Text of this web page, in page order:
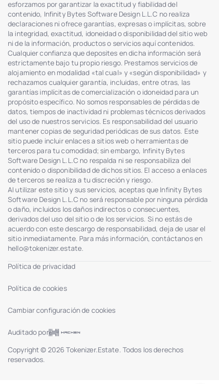
esforzamos por garantizar la exactitud y fiabilidad del
contenido, Infinity Bytes Software Design L.L.C no realiza
declaraciones ni ofrece garantías, expresas o implícitas, sobre
la integridad, exactitud, idoneidad o disponibilidad del sitio web
ni de la información, productos o servicios aquí contenidos.
Cualquier confianza que deposites en dicha información será
estrictamente bajo tu propio riesgo. Prestamos servicios de
alojamiento en modalidad «tal cual» y «según disponibilidad» y
rechazamos cualquier garantía, incluidas, entre otras, las
garantías implícitas de comercialización o idoneidad para un
propósito específico. No somos responsables de pérdidas de
datos, tiempos de inactividad ni problemas técnicos derivados
del uso de nuestros servicios. Es responsabilidad del usuario
mantener copias de seguridad periódicas de sus datos. Este
sitio puede incluir enlaces a sitios web o herramientas de
terceros para tu comodidad; sin embargo, Infinity Bytes
Software Design L.L.C no respalda ni se responsabiliza del
contenido o disponibilidad de dichos sitios. El acceso a enlaces
de terceros se realiza a tu discreción y riesgo.
Al utilizar este sitio y sus servicios, aceptas que Infinity Bytes
Software Design L.L.C no será responsable por ninguna pérdida
o daño, incluidos los daños indirectos o consecuentes,
derivados del uso del sitio o de los servicios. Si no estás de
acuerdo con este descargo de responsabilidad, deja de usar el
sitio inmediatamente. Para más información, contáctanos en
hello@tokenizer.estate.
Política de privacidad
Política de cookies
Cambiar configuración de cookies
Auditado por
Copyright © 2026 Tokenizer.Estate. Todos los derechos
reservados.